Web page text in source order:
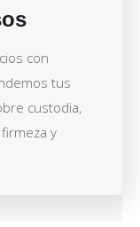
con
tus
custodia,
y